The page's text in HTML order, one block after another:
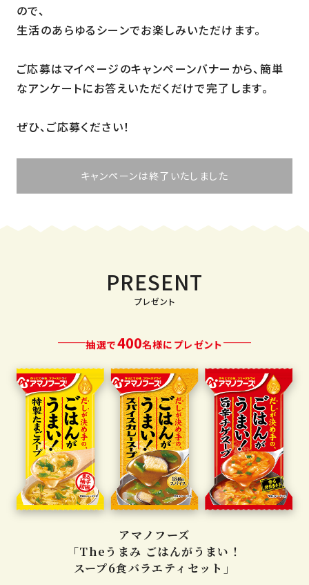
ので、
生活のあらゆるシーンでお楽しみいただけます。
ご応募はマイページのキャンペーンバナーから、簡単
なアンケートにお答えいただくだけで完了します。
ぜひ、ご応募ください！
キャンペーンは終了いたしました
PRESENT
抽選で400名様にプレゼント
アマノフーズ
「Theうまみ ごはんがうまい！
スープ6食バラエティセット」